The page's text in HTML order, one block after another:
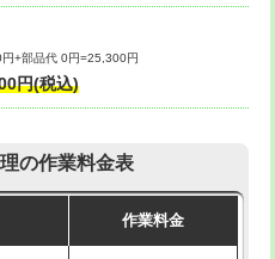
で）
38,500円
+部品代 0円=25,300円
円(税込)
の作業料金表
作業料金